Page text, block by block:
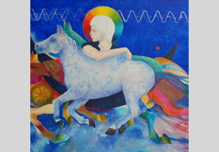
Obrazy abstrakcyjne
Tarot
Wabi sabi
Aukcja
O mnie
Rozwiń
menu
potomne
GalleryStore